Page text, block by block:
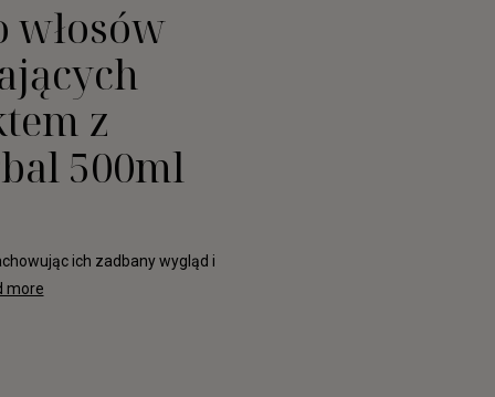
włosów
z
500ml
ich zadbany wygląd i
more